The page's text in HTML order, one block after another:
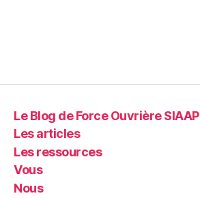
Le Blog de Force Ouvrière SIAAP
Les articles
Les ressources
Vous
Nous